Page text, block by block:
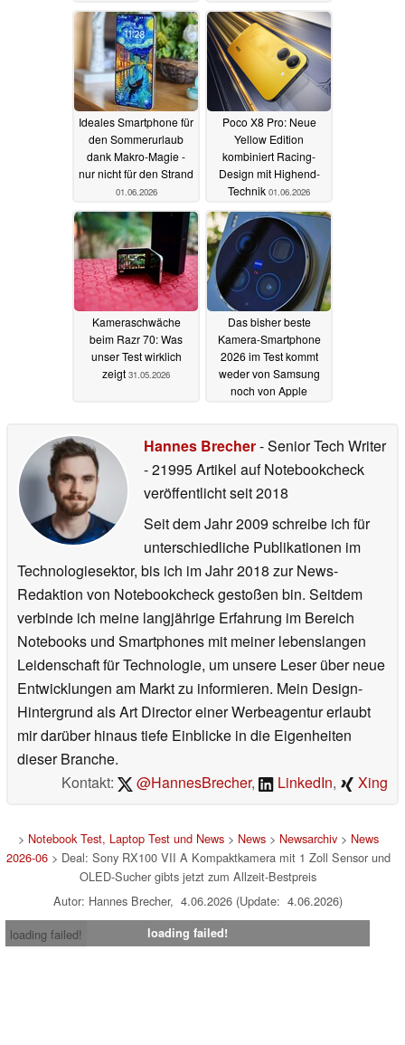
Ideales Smartphone für
den Sommerurlaub
dank Makro-Magie -
nur nicht für den Strand
01.06.2026
Poco X8 Pro: Neue
Yellow Edition
kombiniert Racing-
Design mit Highend-
Technik 01.06.2026
Kameraschwäche
beim Razr 70: Was
unser Test wirklich
zeigt 31.05.2026
Das bisher beste
Kamera-Smartphone
2026 im Test kommt
weder von Samsung
noch von Apple
Hannes Brecher- Senior Tech Writer
- 21995 Artikel auf Notebookcheck
veröffentlichtseit 2018
Seit dem Jahr 2009 schreibe ich für
unterschiedliche Publikationen im
Technologiesektor, bis ich im Jahr 2018 zur News-
Redaktion von Notebookcheck gestoßen bin. Seitdem
verbinde ich meine langjährige Erfahrung im Bereich
Notebooks und Smartphones mit meiner lebenslangen
Leidenschaft für Technologie, um unsere Leser über neue
Entwicklungen am Markt zu informieren. Mein Design-
Hintergrund als Art Director einer Werbeagentur erlaubt
mir darüber hinaus tiefe Einblicke in die Eigenheiten
dieser Branche.
Kontakt:
@HannesBrecher, LinkedIn, Xing
> Notebook Test, Laptop Test und News> News> Newsarchiv> News
2026-06> Deal: Sony RX100 VII A Kompaktkamera mit 1 Zoll Sensor und
OLED-Sucher gibts jetzt zum Allzeit-Bestpreis
Autor: Hannes Brecher, 4.06.2026 (Update: 4.06.2026)
loading failed!
loading failed!